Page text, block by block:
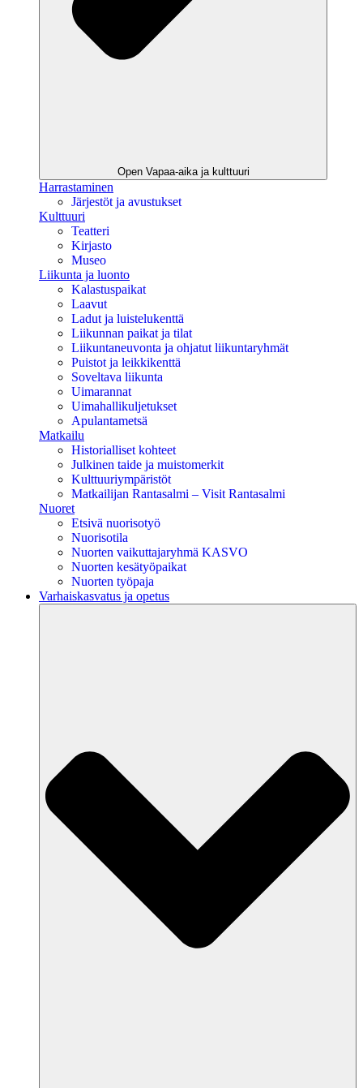
Open Vapaa-aika ja kulttuuri
Harrastaminen
Järjestöt ja avustukset
Kulttuuri
Teatteri
Kirjasto
Museo
Liikunta ja luonto
Kalastuspaikat
Laavut
Ladut ja luistelukenttä
Liikunnan paikat ja tilat
Liikuntaneuvonta ja ohjatut liikuntaryhmät
Puistot ja leikkikenttä
Soveltava liikunta
Uimarannat
Uimahallikuljetukset
Apulantametsä
Matkailu
Historialliset kohteet
Julkinen taide ja muistomerkit
Kulttuuriympäristöt
Matkailijan Rantasalmi – Visit Rantasalmi
Nuoret
Etsivä nuorisotyö
Nuorisotila
Nuorten vaikuttajaryhmä KASVO
Nuorten kesätyöpaikat
Nuorten työpaja
Varhaiskasvatus ja opetus